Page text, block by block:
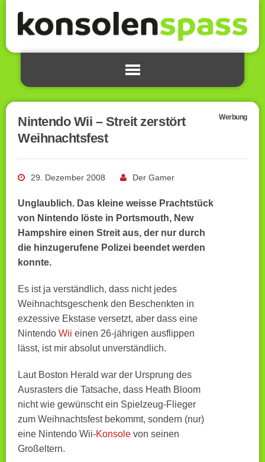
Nintendo Wii – Streit zerstört
Weihnachtsfest
Werbung
29. Dezember 2008 Der Gamer
Unglaublich. Das kleine weisse Prachtstück
von Nintendo löste in Portsmouth, New
Hampshire einen Streit aus, der nur durch
die hinzugerufene Polizei beendet werden
konnte.
Es ist ja verständlich, dass nicht jedes
Weihnachtsgeschenk den Beschenkten in
exzessive Ekstase versetzt, aber dass eine
Nintendo Wii einen 26-jährigen ausflippen
lässt, ist mir absolut unverständlich.
Laut Boston Herald war der Ursprung des
Ausrasters die Tatsache, dass Heath Bloom
nicht wie gewünscht ein Spielzeug-Flieger
zum Weihnachtsfest bekommt, sondern (nur)
eine Nintendo Wii-Konsole von seinen
Großeltern.